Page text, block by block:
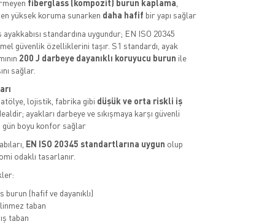
fiberglass (kompozit) burun kaplama
yüksek koruma sunarken daha hafif bir yapı sağlar
ayakkabısı standardına uygundur; EN ISO 20345
güvenlik özelliklerini taşır. S1 standardı, ayak
200 J darbeye dayanıklı koruyucu burun ile
sağlar.
lojistik, fabrika gibi düşük ve orta riskli iş
ayakları darbeye ve sıkışmaya karşı güvenli
boyu konfor sağlar
EN ISO 20345 standartlarına uygun olup
odaklı tasarlanır.
burun (hafif ve dayanıklı)
taban
taban